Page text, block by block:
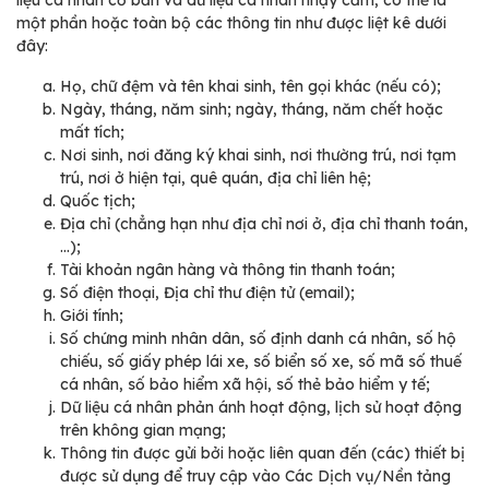
một phần hoặc toàn bộ các thông tin như được liệt kê dưới
đây:
Họ, chữ đệm và tên khai sinh, tên gọi khác (nếu có);
Ngày, tháng, năm sinh; ngày, tháng, năm chết hoặc
mất tích;
Nơi sinh, nơi đăng ký khai sinh, nơi thường trú, nơi tạm
trú, nơi ở hiện tại, quê quán, địa chỉ liên hệ;
Quốc tịch;
Địa chỉ (chẳng hạn như địa chỉ nơi ở, địa chỉ thanh toán,
...);
Tài khoản ngân hàng và thông tin thanh toán;
Số điện thoại, Địa chỉ thư điện tử (email);
Giới tính;
Số chứng minh nhân dân, số định danh cá nhân, số hộ
chiếu, số giấy phép lái xe, số biển số xe, số mã số thuế
cá nhân, số bảo hiểm xã hội, số thẻ bảo hiểm y tế;
Dữ liệu cá nhân phản ánh hoạt động, lịch sử hoạt động
trên không gian mạng;
Thông tin được gửi bởi hoặc liên quan đến (các) thiết bị
được sử dụng để truy cập vào Các Dịch vụ/Nền tảng